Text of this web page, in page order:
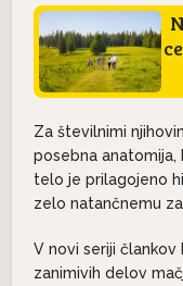
Za številnimi
posebna anatomija,
telo je prilagojeno
zelo natančnemu
V novi seriji
zanimivih delov